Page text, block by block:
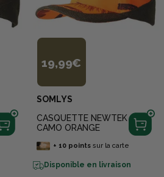
19,99€
SOMLYS
CASQUETTE NEWTEK
CAMO ORANGE
+ 10pointssur la carte
Disponible en livraison